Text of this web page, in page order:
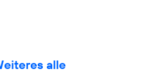
alle